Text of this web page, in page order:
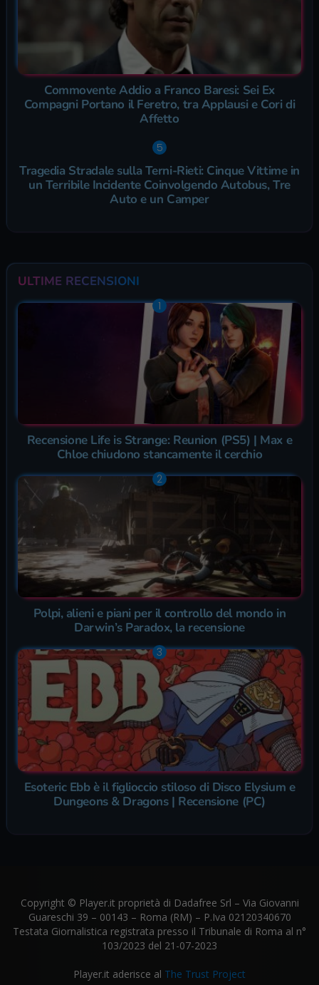
Commovente Addio a Franco Baresi: Sei Ex
Compagni Portano il Feretro, tra Applausi e Cori di
Affetto
Tragedia Stradale sulla Terni-Rieti: Cinque Vittime in
un Terribile Incidente Coinvolgendo Autobus, Tre
Auto e un Camper
ULTIME RECENSIONI
Recensione Life is Strange: Reunion (PS5) | Max e
Chloe chiudono stancamente il cerchio
Polpi, alieni e piani per il controllo del mondo in
Darwin’s Paradox, la recensione
Esoteric Ebb è il figlioccio stiloso di Disco Elysium e
Dungeons & Dragons | Recensione (PC)
Copyright © Player.it proprietà di Dadafree Srl – Via Giovanni
Guareschi 39 – 00143 – Roma (RM) – P.Iva 02120340670
Testata Giornalistica registrata presso il Tribunale di Roma al n°
103/2023 del 21-07-2023
Player.it aderisce al The Trust Project